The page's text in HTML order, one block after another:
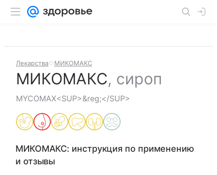
Лекарства МИКОМАКС
МИКОМАКС, сироп
MYCOMAX<SUP>&reg;</SUP>
МИКОМАКС: инструкция по применению
и отзывы